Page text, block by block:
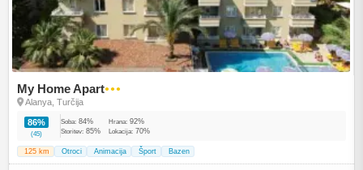
My Home Apart●●●
Alanya, Turčija
86%
(45)
Soba: 84% Hrana: 92%
Storitev: 85% Lokacija: 70%
125 km Otroci Animacija Šport Bazen